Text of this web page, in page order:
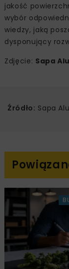
jakość
wybór
wiedzy, jaką
dysponujący
Zdjęcie: Sapa
Źródło: Sapa